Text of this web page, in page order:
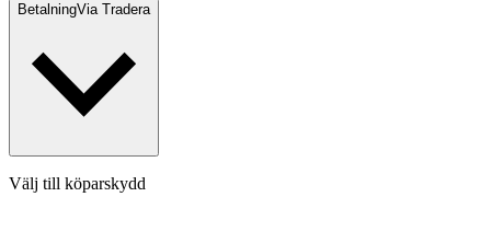
BetalningVia Tradera
Välj till köparskydd